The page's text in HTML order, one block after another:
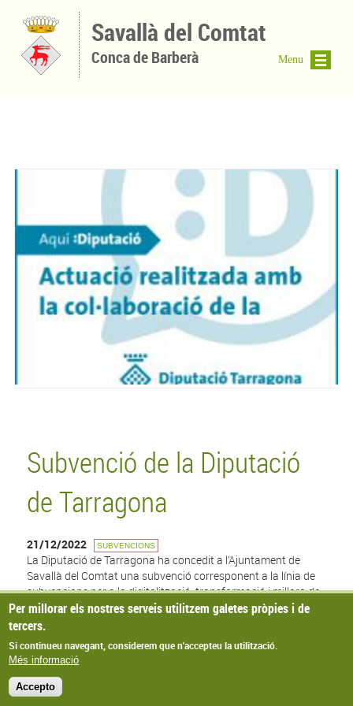
Savallà del Comtat
Conca de Barberà
Subvenció de la Diputació
de Tarragona
21/12/2022 SUBVENCIONS
La Diputació de Tarragona ha concedit a l’Ajuntament de
Savallà del Comtat una subvenció corresponent a la línia de
subvencions per a la digitalització, transformació i millora de
la seguretat del municipis, anualitat 2022 per import de
1.639,79 € per a dur a terme l’actuació: "Adquisició servidor
enrackat i NAS còpies” amb un pressupost elegible de
2.487,40 €.
Menu
Per millorar els nostres serveis utilitzem galetes pròpies i de
tercers.
Si continueu navegant, considerem que n'accepteu la utilització.
Més informació
Accepto